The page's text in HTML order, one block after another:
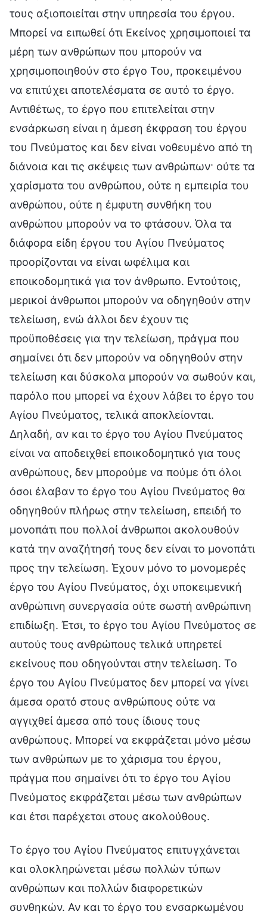
τους αξιοποιείται στην υπηρεσία του έργου.
Μπορεί να ειπωθεί ότι Εκείνος χρησιμοποιεί τα
μέρη των ανθρώπων που μπορούν να
χρησιμοποιηθούν στο έργο Του, προκειμένου
να επιτύχει αποτελέσματα σε αυτό το έργο.
Αντιθέτως, το έργο που επιτελείται στην
ενσάρκωση είναι η άμεση έκφραση του έργου
του Πνεύματος και δεν είναι νοθευμένο από τη
διάνοια και τις σκέψεις των ανθρώπων· ούτε τα
χαρίσματα του ανθρώπου, ούτε η εμπειρία του
ανθρώπου, ούτε η έμφυτη συνθήκη του
ανθρώπου μπορούν να το φτάσουν. Όλα τα
διάφορα είδη έργου του Αγίου Πνεύματος
προορίζονται να είναι ωφέλιμα και
εποικοδομητικά για τον άνθρωπο. Εντούτοις,
μερικοί άνθρωποι μπορούν να οδηγηθούν στην
τελείωση, ενώ άλλοι δεν έχουν τις
προϋποθέσεις για την τελείωση, πράγμα που
σημαίνει ότι δεν μπορούν να οδηγηθούν στην
τελείωση και δύσκολα μπορούν να σωθούν και,
παρόλο που μπορεί να έχουν λάβει το έργο του
Αγίου Πνεύματος, τελικά αποκλείονται.
Δηλαδή, αν και το έργο του Αγίου Πνεύματος
είναι να αποδειχθεί εποικοδομητικό για τους
ανθρώπους, δεν μπορούμε να πούμε ότι όλοι
όσοι έλαβαν το έργο του Αγίου Πνεύματος θα
οδηγηθούν πλήρως στην τελείωση, επειδή το
μονοπάτι που πολλοί άνθρωποι ακολουθούν
κατά την αναζήτησή τους δεν είναι το μονοπάτι
προς την τελείωση. Έχουν μόνο το μονομερές
έργο του Αγίου Πνεύματος, όχι υποκειμενική
ανθρώπινη συνεργασία ούτε σωστή ανθρώπινη
επιδίωξη. Έτσι, το έργο του Αγίου Πνεύματος σε
αυτούς τους ανθρώπους τελικά υπηρετεί
εκείνους που οδηγούνται στην τελείωση. Το
έργο του Αγίου Πνεύματος δεν μπορεί να γίνει
άμεσα ορατό στους ανθρώπους ούτε να
αγγιχθεί άμεσα από τους ίδιους τους
ανθρώπους. Μπορεί να εκφράζεται μόνο μέσω
των ανθρώπων με το χάρισμα του έργου,
πράγμα που σημαίνει ότι το έργο του Αγίου
Πνεύματος εκφράζεται μέσω των ανθρώπων
και έτσι παρέχεται στους ακολούθους.
Το έργο του Αγίου Πνεύματος επιτυγχάνεται
και ολοκληρώνεται μέσω πολλών τύπων
ανθρώπων και πολλών διαφορετικών
συνθηκών. Αν και το έργο του ενσαρκωμένου